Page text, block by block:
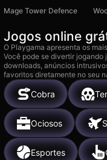
Mage Tower Defence
Jogos online
O Playgama apresenta os
Você pode se divertir
downloads, anúncios
favoritos diretamente no seu
Cobra
Ociosos
Esportes